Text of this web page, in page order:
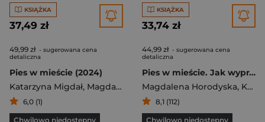
KSIĄŻKA
37,49 zł
49,99 zł - sugerowana cena
detaliczna
Pies w mieście (2024)
Katarzyna Migdał, Magdalena Horodyska
6,0 (1)
Chwilowo niedostępny
KSIĄŻKA
33,74 zł
44,99 zł - sugerowana cena
detaliczna
Pies w mieście. Jak wypracować dobre nawyki, by spokojnie żyć z psem w miejskiej dżungli
Magdalena Horodyska, Katarzyna Migdał
8,1 (112)
Chwilowo niedostępny